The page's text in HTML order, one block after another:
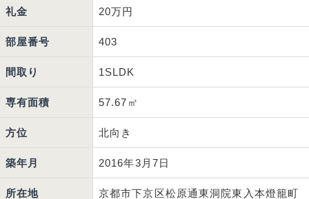
礼金 20万円
部屋番号 403
間取り 1SLDK
専有面積 57.67㎡
方位 北向き
築年月 2016年3月7日
所在地 京都市下京区松原通東洞院東入本燈籠町